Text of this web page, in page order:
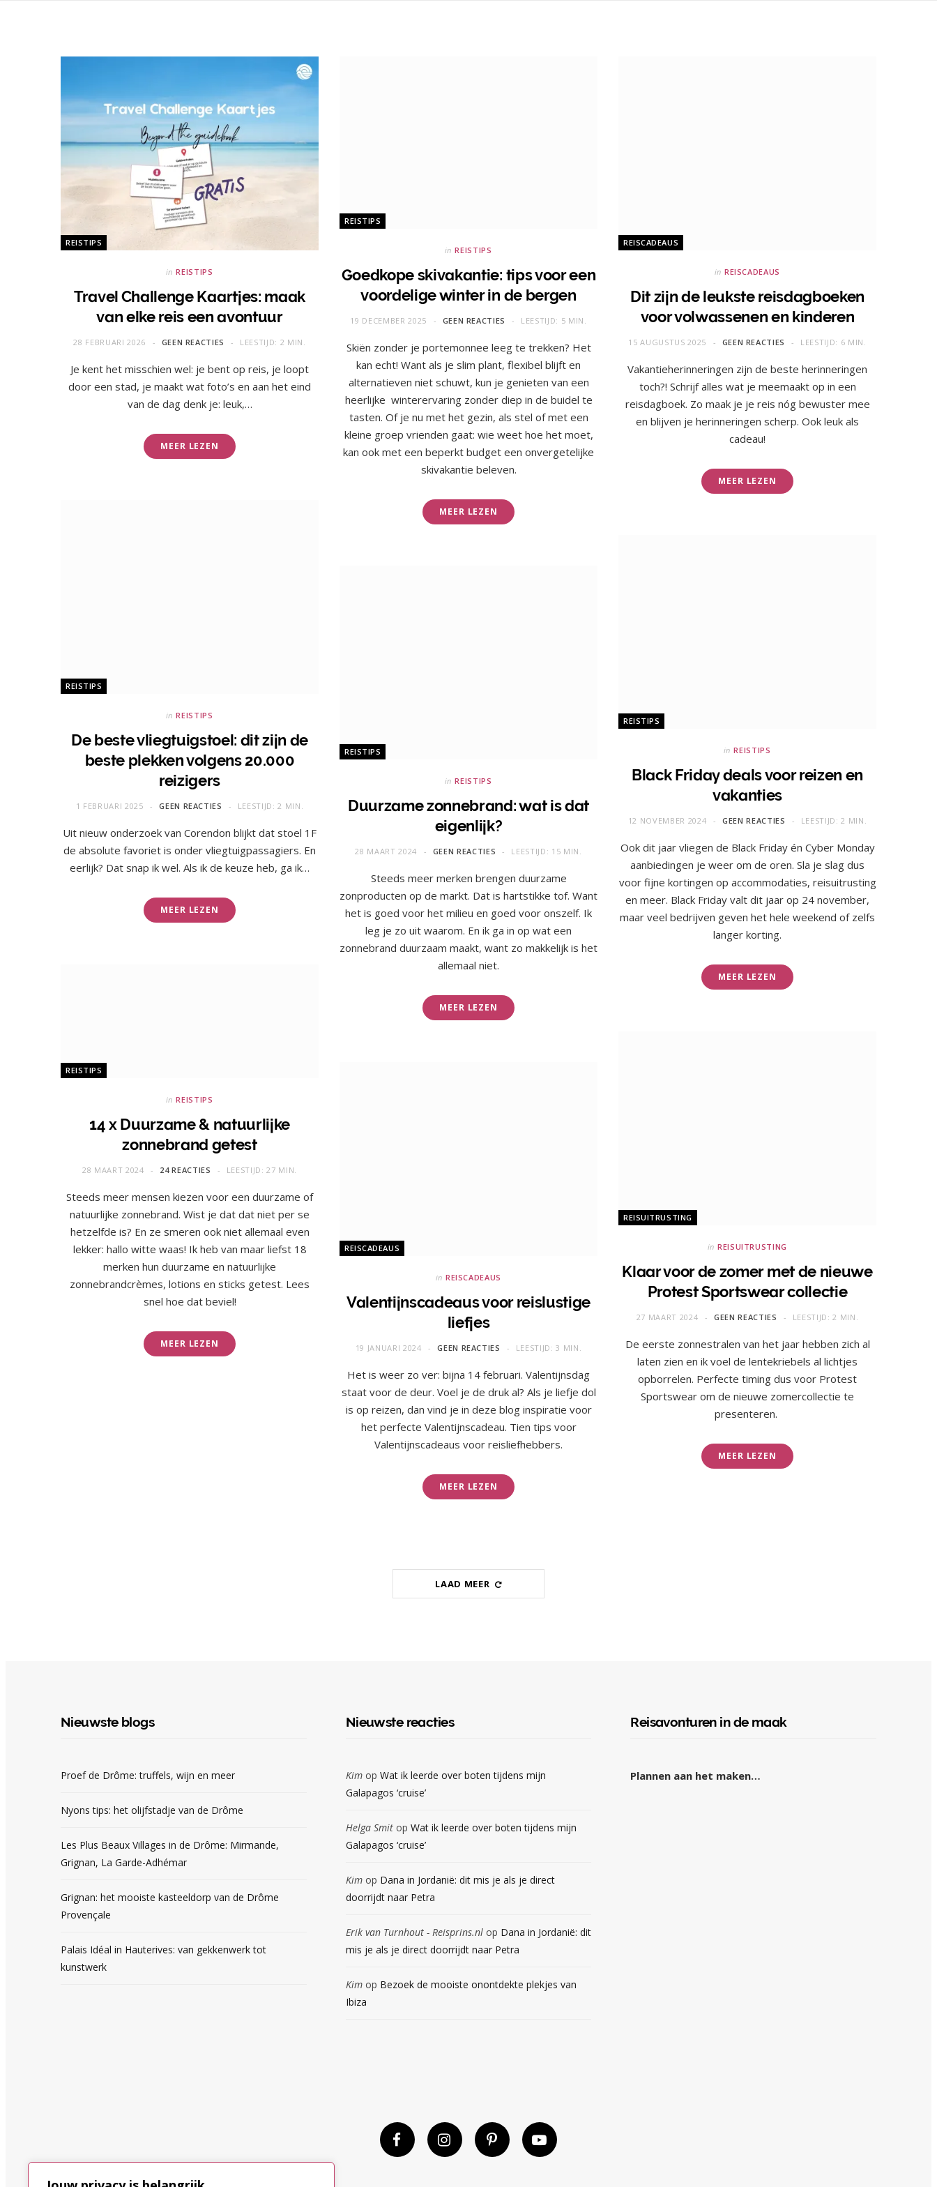
REISTIPS
in REISTIPS
Travel Challenge Kaartjes: maak
van elke reis een avontuur
28 FEBRUARI 2026 GEEN REACTIES LEESTIJD: 2 MIN.
Je kent het misschien wel: je bent op reis, je loopt
door een stad, je maakt wat foto’s en aan het eind
van de dag denk je: leuk,…
MEER LEZEN
REISTIPS
in REISTIPS
Goedkope skivakantie: tips voor een
voordelige winter in de bergen
19 DECEMBER 2025 GEEN REACTIES LEESTIJD: 5 MIN.
Skiën zonder je portemonnee leeg te trekken? Het
kan echt! Want als je slim plant, flexibel blijft en
alternatieven niet schuwt, kun je genieten van een
heerlijke winterervaring zonder diep in de buidel te
tasten. Of je nu met het gezin, als stel of met een
kleine groep vrienden gaat: wie weet hoe het moet,
kan ook met een beperkt budget een onvergetelijke
skivakantie beleven.
MEER LEZEN
REISCADEAUS
in REISCADEAUS
Dit zijn de leukste reisdagboeken
voor volwassenen en kinderen
15 AUGUSTUS 2025 GEEN REACTIES LEESTIJD: 6 MIN.
Vakantieherinneringen zijn de beste herinneringen
toch?! Schrijf alles wat je meemaakt op in een
reisdagboek. Zo maak je je reis nóg bewuster mee
en blijven je herinneringen scherp. Ook leuk als
cadeau!
MEER LEZEN
REISTIPS
in REISTIPS
De beste vliegtuigstoel: dit zijn de
beste plekken volgens 20.000
reizigers
1 FEBRUARI 2025 GEEN REACTIES LEESTIJD: 2 MIN.
Uit nieuw onderzoek van Corendon blijkt dat stoel 1F
de absolute favoriet is onder vliegtuigpassagiers. En
eerlijk? Dat snap ik wel. Als ik de keuze heb, ga ik…
MEER LEZEN
REISTIPS
in REISTIPS
Black Friday deals voor reizen en
vakanties
12 NOVEMBER 2024 GEEN REACTIES LEESTIJD: 2 MIN.
Ook dit jaar vliegen de Black Friday én Cyber Monday
aanbiedingen je weer om de oren. Sla je slag dus
voor fijne kortingen op accommodaties, reisuitrusting
en meer. Black Friday valt dit jaar op 24 november,
maar veel bedrijven geven het hele weekend of zelfs
langer korting.
MEER LEZEN
REISTIPS
in REISTIPS
Duurzame zonnebrand: wat is dat
eigenlijk?
28 MAART 2024 GEEN REACTIES LEESTIJD: 15 MIN.
Steeds meer merken brengen duurzame
zonproducten op de markt. Dat is hartstikke tof. Want
het is goed voor het milieu en goed voor onszelf. Ik
leg je zo uit waarom. En ik ga in op wat een
zonnebrand duurzaam maakt, want zo makkelijk is het
allemaal niet.
MEER LEZEN
REISTIPS
in REISTIPS
14 x Duurzame & natuurlijke
zonnebrand getest
28 MAART 2024 24 REACTIES LEESTIJD: 27 MIN.
Steeds meer mensen kiezen voor een duurzame of
natuurlijke zonnebrand. Wist je dat dat niet per se
hetzelfde is? En ze smeren ook niet allemaal even
lekker: hallo witte waas! Ik heb van maar liefst 18
merken hun duurzame en natuurlijke
zonnebrandcrèmes, lotions en sticks getest. Lees
snel hoe dat beviel!
MEER LEZEN
REISUITRUSTING
in REISUITRUSTING
Klaar voor de zomer met de nieuwe
Protest Sportswear collectie
27 MAART 2024 GEEN REACTIES LEESTIJD: 2 MIN.
De eerste zonnestralen van het jaar hebben zich al
laten zien en ik voel de lentekriebels al lichtjes
opborrelen. Perfecte timing dus voor Protest
Sportswear om de nieuwe zomercollectie te
presenteren.
MEER LEZEN
REISCADEAUS
in REISCADEAUS
Valentijnscadeaus voor reislustige
liefjes
19 JANUARI 2024 GEEN REACTIES LEESTIJD: 3 MIN.
Het is weer zo ver: bijna 14 februari. Valentijnsdag
staat voor de deur. Voel je de druk al? Als je liefje dol
is op reizen, dan vind je in deze blog inspiratie voor
het perfecte Valentijnscadeau. Tien tips voor
Valentijnscadeaus voor reisliefhebbers.
MEER LEZEN
LAAD MEER
Nieuwste blogs
Proef de Drôme: truffels, wijn en meer
Nyons tips: het olijfstadje van de Drôme
Les Plus Beaux Villages in de Drôme: Mirmande,
Grignan, La Garde-Adhémar
Grignan: het mooiste kasteeldorp van de Drôme
Provençale
Palais Idéal in Hauterives: van gekkenwerk tot
kunstwerk
Nieuwste reacties
Kimop Wat ik leerde over boten tijdens mijn
Galapagos ‘cruise’
Helga Smitop Wat ik leerde over boten tijdens mijn
Galapagos ‘cruise’
Kimop Dana in Jordanië: dit mis je als je direct
doorrijdt naar Petra
Erik van Turnhout - Reisprins.nlop Dana in Jordanië: dit
mis je als je direct doorrijdt naar Petra
Kimop Bezoek de mooiste onontdekte plekjes van
Ibiza
Reisavonturen in de maak
Plannen aan het maken…